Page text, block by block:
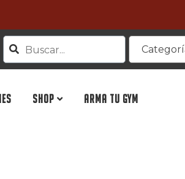
SHOP ARMA TU GYM